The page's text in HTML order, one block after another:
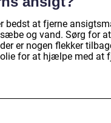
bedst at fjerne
og vand. Sørg for
er nogen flekker
for at hjælpe med at